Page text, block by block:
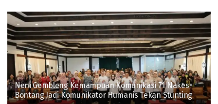
Neni Gembleng Kemampuan Komunikasi 71 Nakes
Bontang Jadi Komunikator Humanis Tekan Stunting